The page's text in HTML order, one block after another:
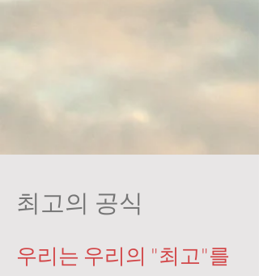
최고의 공식
우리는 우리의 "최고"를